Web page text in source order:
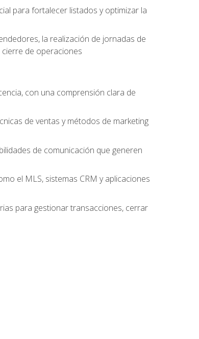
para fortalecer listados y optimizar la
la realización de jornadas de
de operaciones
con una comprensión clara de
de ventas y métodos de marketing
de comunicación que generen
el MLS, sistemas CRM y aplicaciones
para gestionar transacciones, cerrar